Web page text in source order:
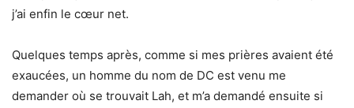
j’ai enfin le cœur net.
Quelques temps après, comme si mes prières avaient été
exaucées, un homme du nom de DC est venu me
demander où se trouvait Lah, et m’a demandé ensuite si